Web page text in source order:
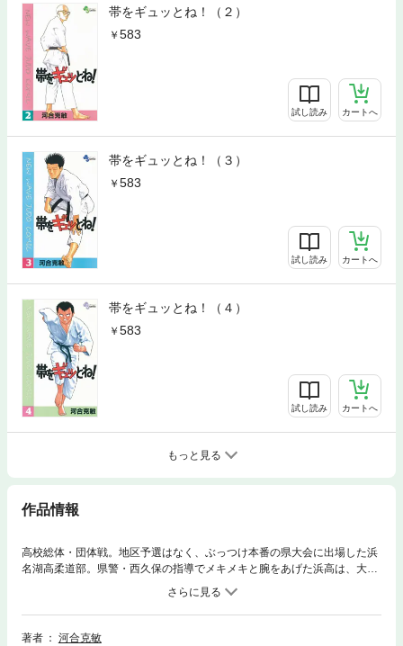
帯をギュッとね！（２）
583
試し読み カートへ
帯をギュッとね！（３）
583
試し読み カートへ
帯をギュッとね！（４）
583
試し読み カートへ
もっと見る
作品情報
高校総体・団体戦。地区予選はなく、ぶっつけ本番の県大会に出場した浜
名湖高柔道部。県警・西久保の指導でメキメキと腕をあげた浜高は、大会
初日、巧と杉の遅刻というアクシデントを乗りきり、まずベスト16に進
出。むかえた二日目。ベスト4をめざし快進撃をつづける浜高だ
が……！？
著者
河合克敏